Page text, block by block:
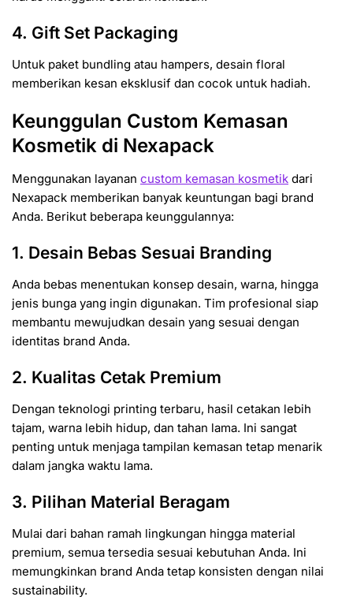
4. Gift Set Packaging
Untuk paket bundling atau hampers, desain floral
memberikan kesan eksklusif dan cocok untuk hadiah.
Keunggulan Custom Kemasan
Kosmetik di Nexapack
Menggunakan layanan custom kemasan kosmetik dari
Nexapack memberikan banyak keuntungan bagi brand
Anda. Berikut beberapa keunggulannya:
1. Desain Bebas Sesuai Branding
Anda bebas menentukan konsep desain, warna, hingga
jenis bunga yang ingin digunakan. Tim profesional siap
membantu mewujudkan desain yang sesuai dengan
identitas brand Anda.
2. Kualitas Cetak Premium
Dengan teknologi printing terbaru, hasil cetakan lebih
tajam, warna lebih hidup, dan tahan lama. Ini sangat
penting untuk menjaga tampilan kemasan tetap menarik
dalam jangka waktu lama.
3. Pilihan Material Beragam
Mulai dari bahan ramah lingkungan hingga material
premium, semua tersedia sesuai kebutuhan Anda. Ini
memungkinkan brand Anda tetap konsisten dengan nilai
sustainability.